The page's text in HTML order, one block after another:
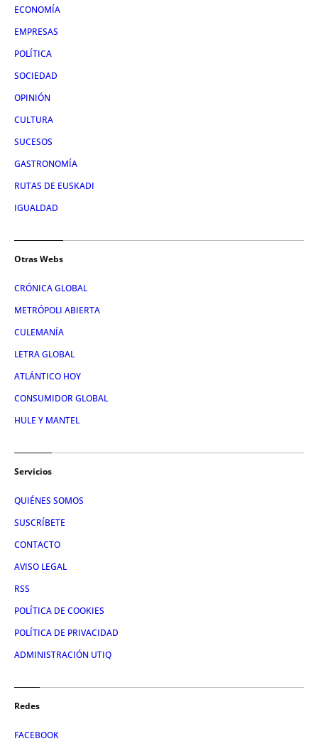
ECONOMÍA
EMPRESAS
POLÍTICA
SOCIEDAD
OPINIÓN
CULTURA
SUCESOS
GASTRONOMÍA
RUTAS DE EUSKADI
IGUALDAD
Otras Webs
CRÓNICA GLOBAL
METRÓPOLI ABIERTA
CULEMANÍA
LETRA GLOBAL
ATLÁNTICO HOY
CONSUMIDOR GLOBAL
HULE Y MANTEL
Servicios
QUIÉNES SOMOS
SUSCRÍBETE
CONTACTO
AVISO LEGAL
RSS
POLÍTICA DE COOKIES
POLÍTICA DE PRIVACIDAD
ADMINISTRACIÓN UTIQ
Redes
FACEBOOK